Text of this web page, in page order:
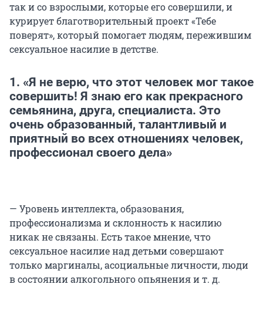
так и со взрослыми, которые его совершили, и
курирует благотворительный проект «Тебе
поверят», который помогает людям, пережившим
сексуальное насилие в детстве.
1. «Я не верю, что этот человек мог такое
совершить! Я знаю его как прекрасного
семьянина, друга, специалиста. Это
очень образованный, талантливый и
приятный во всех отношениях человек,
профессионал своего дела»
— Уровень интеллекта, образования,
профессионализма и склонность к насилию
никак не связаны. Есть такое мнение, что
сексуальное насилие над детьми совершают
только маргиналы, асоциальные личности, люди
в состоянии алкогольного опьянения и т. д.